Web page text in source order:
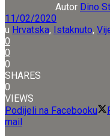
Autor Dino
11/02/2020
u Hrvatska, Istaknuto,
0
0
0
SHARES
0
VIEWS
Podijeli na Facebooku
mail